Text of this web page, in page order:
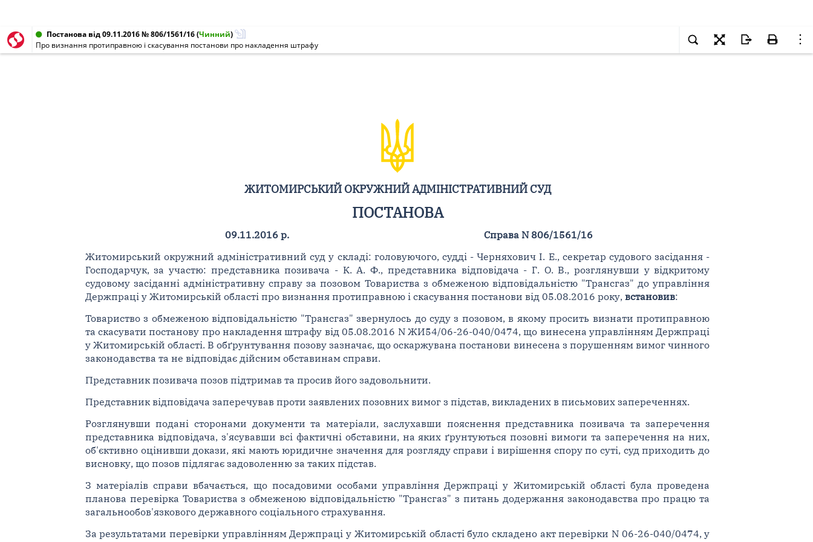
Постанова від 09.11.2016 № 806/1561/16(Чинний)
Про визнання протиправною і скасування постанови про накладення штрафу
ЖИТОМИРСЬКИЙ ОКРУЖНИЙ АДМІНІСТРАТИВНИЙ СУД
ПОСТАНОВА
09.11.2016 р.
Справа N 806/1561/16
Житомирський окружний адміністративний суд у складі: головуючого, судді - Черняхович І. Е., секретар судового засідання -
Господарчук, за участю: представника позивача - К. А. Ф., представника відповідача - Г. О. В., розглянувши у відкритому
судовому засіданні адміністративну справу за позовом Товариства з обмеженою відповідальністю "Трансгаз" до управління
Держпраці у Житомирській області про визнання протиправною і скасування постанови від 05.08.2016 року, встановив:
Товариство з обмеженою відповідальністю "Трансгаз" звернулось до суду з позовом, в якому просить визнати протиправною
та скасувати постанову про накладення штрафу від 05.08.2016 N ЖИ54/06-26-040/0474, що винесена управлінням Держпраці
у Житомирській області. В обґрунтування позову зазначає, що оскаржувана постанови винесена з порушенням вимог чинного
законодавства та не відповідає дійсним обставинам справи.
Представник позивача позов підтримав та просив його задовольнити.
Представник відповідача заперечував проти заявлених позовних вимог з підстав, викладених в письмових запереченнях.
Розглянувши подані сторонами документи та матеріали, заслухавши пояснення представника позивача та заперечення
представника відповідача, з'ясувавши всі фактичні обставини, на яких ґрунтуються позовні вимоги та заперечення на них,
об'єктивно оцінивши докази, які мають юридичне значення для розгляду справи і вирішення спору по суті, суд приходить до
висновку, що позов підлягає задоволенню за таких підстав.
З матеріалів справи вбачається, що посадовими особами управління Держпраці у Житомирській області була проведена
планова перевірка Товариства з обмеженою відповідальністю "Трансгаз" з питань додержання законодавства про працю та
загальнообов'язкового державного соціального страхування.
За результатами перевірки управлінням Держпраці у Житомирській області було складено акт перевірки N 06-26-040/0474, у